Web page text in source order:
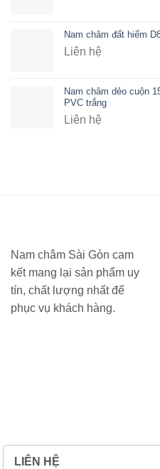
Nam châm đất hiếm
Liên hệ
Nam châm dẻo cuộn
PVC trắng
Liên hệ
Nam châm Sài Gòn cam
kết mang lại sản phẩm uy
tín, chất lượng nhất để
phục vụ khách hàng.
LIÊN HỆ